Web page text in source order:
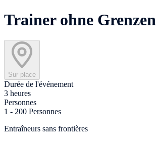
Trainer ohne Grenzen
Sur place
Durée de l'événement
3 heures
Personnes
1 - 200 Personnes
Entraîneurs sans frontières